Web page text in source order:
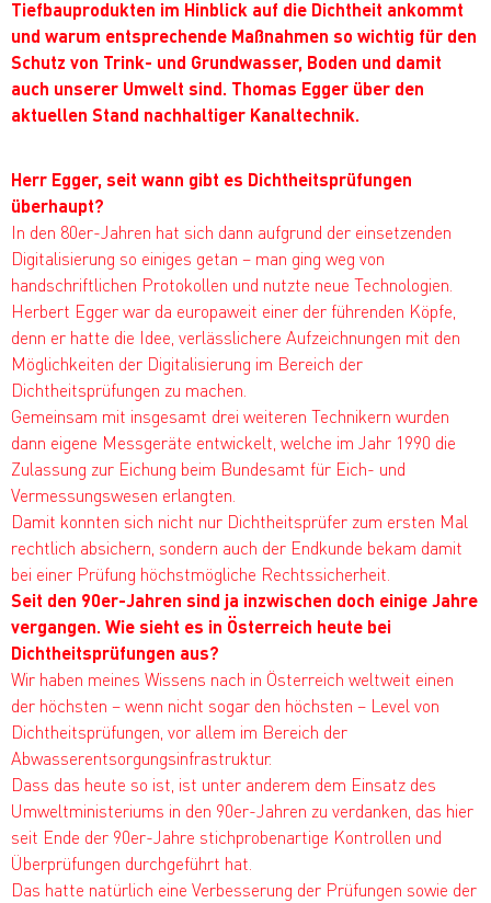
Tiefbauprodukten im Hinblick auf die Dichtheit ankommt
und warum entsprechende Maßnahmen so wichtig für den
Schutz von Trink- und Grundwasser, Boden und damit
auch unserer Umwelt sind. Thomas Egger über den
aktuellen Stand nachhaltiger Kanaltechnik.
Herr Egger, seit wann gibt es Dichtheitsprüfungen
überhaupt?
In den 80er-Jahren hat sich dann aufgrund der einsetzenden
Digitalisierung so einiges getan – man ging weg von
handschriftlichen Protokollen und nutzte neue Technologien.
Herbert Egger war da europaweit einer der führenden Köpfe,
denn er hatte die Idee, verlässlichere Aufzeichnungen mit den
Möglichkeiten der Digitalisierung im Bereich der
Dichtheitsprüfungen zu machen.
Gemeinsam mit insgesamt drei weiteren Technikern wurden
dann eigene Messgeräte entwickelt, welche im Jahr 1990 die
Zulassung zur Eichung beim Bundesamt für Eich- und
Vermessungswesen erlangten.
Damit konnten sich nicht nur Dichtheitsprüfer zum ersten Mal
rechtlich absichern, sondern auch der Endkunde bekam damit
bei einer Prüfung höchstmögliche Rechtssicherheit.
Seit den 90er-Jahren sind ja inzwischen doch einige Jahre
vergangen. Wie sieht es in Österreich heute bei
Dichtheitsprüfungen aus?
Wir haben meines Wissens nach in Österreich weltweit einen
der höchsten – wenn nicht sogar den höchsten – Level von
Dichtheitsprüfungen, vor allem im Bereich der
Abwasserentsorgungsinfrastruktur.
Dass das heute so ist, ist unter anderem dem Einsatz des
Umweltministeriums in den 90er-Jahren zu verdanken, das hier
seit Ende der 90er-Jahre stichprobenartige Kontrollen und
Überprüfungen durchgeführt hat.
Das hatte natürlich eine Verbesserung der Prüfungen sowie der